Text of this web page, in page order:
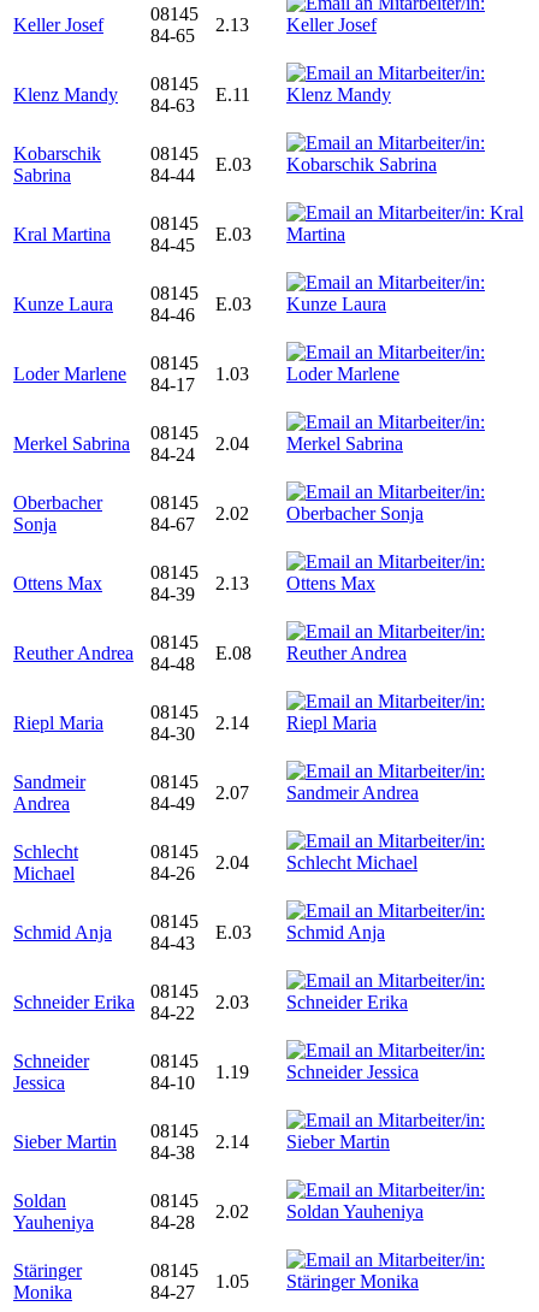
Keller Josef
08145
84-65
2.13
Klenz Mandy
08145
84-63
E.11
Kobarschik
Sabrina
08145
84-44
E.03
Kral Martina
08145
84-45
E.03
Kunze Laura
08145
84-46
E.03
Loder Marlene
08145
84-17
1.03
Merkel Sabrina
08145
84-24
2.04
Oberbacher
Sonja
08145
84-67
2.02
Ottens Max
08145
84-39
2.13
Reuther Andrea
08145
84-48
E.08
Riepl Maria
08145
84-30
2.14
Sandmeir
Andrea
08145
84-49
2.07
Schlecht
Michael
08145
84-26
2.04
Schmid Anja
08145
84-43
E.03
Schneider Erika
08145
84-22
2.03
Schneider
Jessica
08145
84-10
1.19
Sieber Martin
08145
84-38
2.14
Soldan
Yauheniya
08145
84-28
2.02
Stäringer
Monika
08145
84-27
1.05